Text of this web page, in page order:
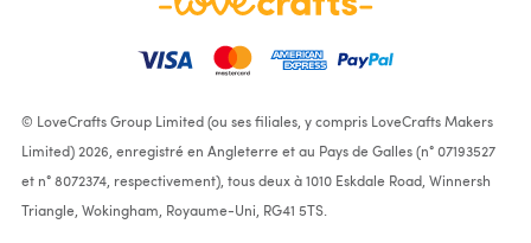
© LoveCrafts Group Limited (ou ses filiales, y compris LoveCrafts Makers
Limited) 2026, enregistré en Angleterre et au Pays de Galles (n° 07193527
et n° 8072374, respectivement), tous deux à 1010 Eskdale Road, Winnersh
Triangle, Wokingham, Royaume-Uni, RG41 5TS.